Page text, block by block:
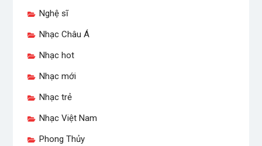
Nghệ sĩ
Nhạc Châu Á
Nhạc hot
Nhạc mới
Nhạc trẻ
Nhạc Việt Nam
Phong Thủy